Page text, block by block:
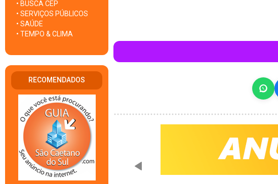
• BUSCA CEP
• SERVIÇOS PÚBLICOS
• SAÚDE
• TEMPO & CLIMA
RECOMENDADOS